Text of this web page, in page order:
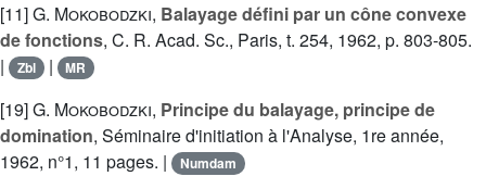
[11]G. Mokobodzki, Balayage défini par un cône convexe
de fonctions, C. R. Acad. Sc., Paris, t. 254, 1962, p. 803-805.
|
Zbl | MR
[19]G. Mokobodzki, Principe du balayage, principe de
domination, Séminaire d'initiation à l'Analyse, 1re année,
1962, n°1, 11 pages. |
Numdam